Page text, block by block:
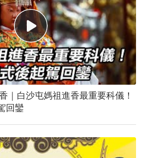
｜白沙屯媽祖進香最重要科儀！
回鑾